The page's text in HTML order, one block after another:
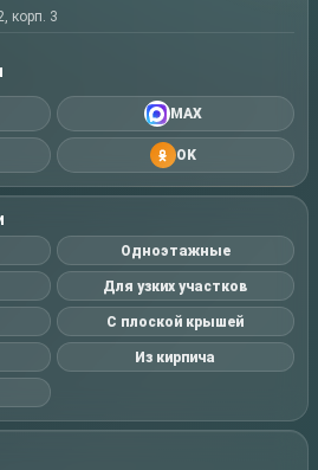
корп. 3
MAX
OK
Одноэтажные
Для узких участков
С плоской крышей
Из кирпича